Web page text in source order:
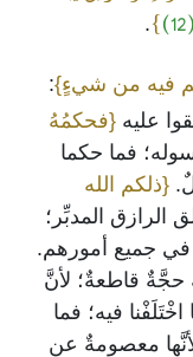
(12)
}
.
فيه من شيءٍ}:
عليه {فحكمُهُ
فما حكما
{ذلكم الله
الرازق المدبِّر؛
في جميع أمورهم.
حجَّةٌ قاطعةٌ؛ لأنَّ
اخْتَلَفْنا فيه؛ فما
لأنَّها معصومةٌ عن